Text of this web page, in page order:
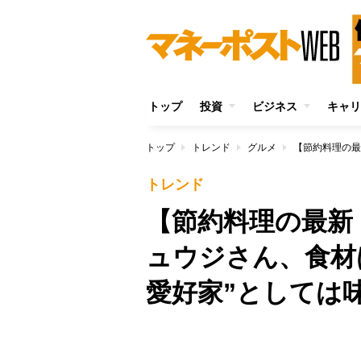
トップ 投資 ビジネス キャ
トップ トレンド グルメ
トレンド
【節約料理の最
ュウジさん、食
愛好家”としては